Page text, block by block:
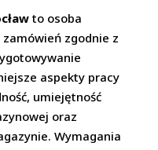
to osoba
zgodnie z
aspekty pracy
umiejętność
oraz
Wymagania